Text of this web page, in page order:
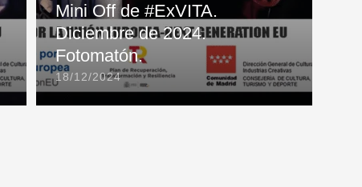
Mini Off de #ExVITA.
Diciembre de 2024.
Fotomatón.
18/12/2024